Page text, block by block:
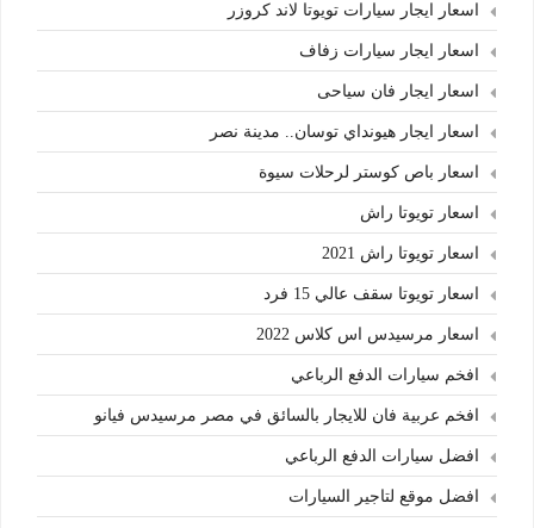
اسعار ايجار سيارات تويوتا لاند كروزر
اسعار ايجار سيارات زفاف
اسعار ايجار فان سياحى
اسعار ايجار هيونداي توسان.. مدينة نصر
اسعار باص كوستر لرحلات سيوة
اسعار تويوتا راش
اسعار تويوتا راش 2021
اسعار تويوتا سقف عالي 15 فرد
اسعار مرسيدس اس كلاس 2022
افخم سيارات الدفع الرباعي
افخم عربية فان للايجار بالسائق في مصر مرسيدس فيانو
افضل سيارات الدفع الرباعي
افضل موقع لتاجير السيارات